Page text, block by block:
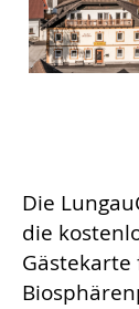
Die
die
Gästekarte